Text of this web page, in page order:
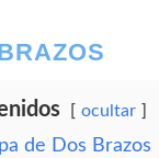
ocultar
de Dos Brazos